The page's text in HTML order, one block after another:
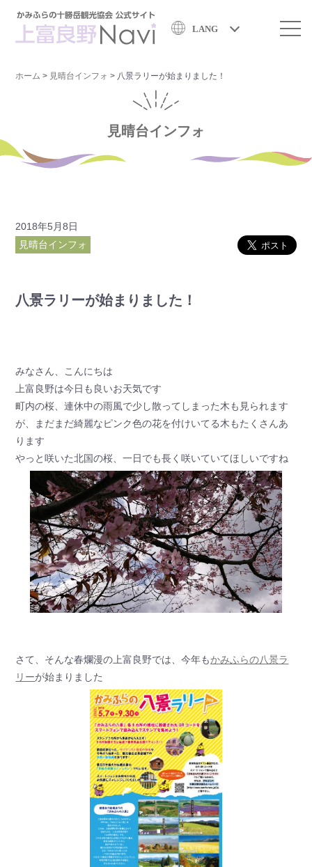
LANG
ホーム > 見晴台インフォ > 八景ラリーが始まりました！
見晴台インフォ
2018年5月8日
見晴台インフォ
八景ラリーが始まりました！
みなさん、こんにちは
上富良野は今日も良いお天気です
町内の桜、連休中の雨風で少し散ってしまった木も見られます
が、まだまだ綺麗なピンク色の花を付けいてる木もたくさんあ
ります
やっと咲いた北国の桜、一日でも長く咲いていてほしいですね
さて、そんな春爛漫の上富良野では、今年もかみふらの八景ラ
リーが始まりました